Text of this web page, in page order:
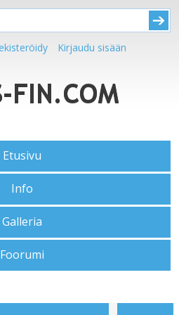
Kirjaudu sisään
Etusivu
Info
Galleria
Foorumi